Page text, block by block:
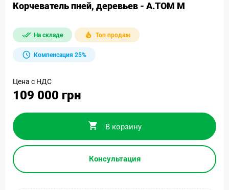
Корчеватель пней, деревьев - A.TOM M
На складе Топ продаж
Компенсация 25%
Цена с НДС
109 000 грн
В корзину
Консультация